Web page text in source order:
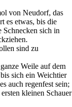
von Neudorf, das
es etwas, bis die
Schnecken sich in
sind zu
Weile auf dem
sich ein Weichtier
auch regenfest sein;
kleinen Schauer